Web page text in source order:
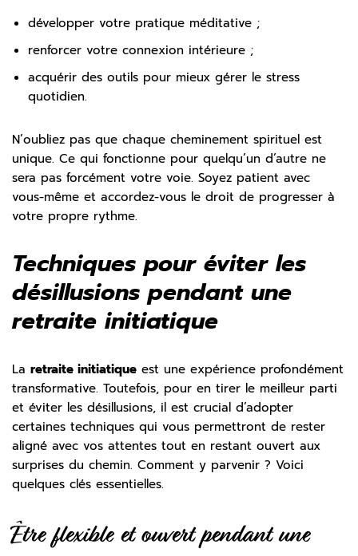
développer votre pratique méditative ;
renforcer votre connexion intérieure ;
acquérir des outils pour mieux gérer le stress
quotidien.
N’oubliez pas que chaque cheminement spirituel est
unique. Ce qui fonctionne pour quelqu’un d’autre ne
sera pas forcément votre voie. Soyez patient avec
vous-même et accordez-vous le droit de progresser à
votre propre rythme.
Techniques pour éviter les
désillusions pendant une
retraite initiatique
La retraite initiatique est une expérience profondément
transformative. Toutefois, pour en tirer le meilleur parti
et éviter les désillusions, il est crucial d’adopter
certaines techniques qui vous permettront de rester
aligné avec vos attentes tout en restant ouvert aux
surprises du chemin. Comment y parvenir ? Voici
quelques clés essentielles.
Être flexible et ouvert pendant une